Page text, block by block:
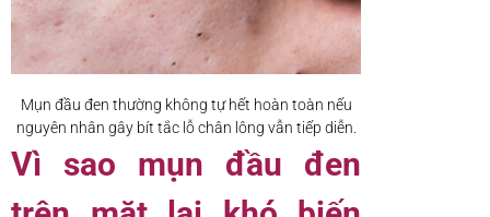
Mụn đầu đen thường không tự hết hoàn toàn nếu
nguyên nhân gây bít tắc lỗ chân lông vẫn tiếp diễn.
Vì sao mụn đầu đen